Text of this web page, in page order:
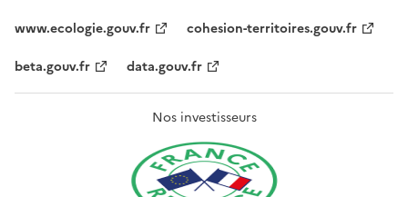
www.ecologie.gouv.fr
cohesion-territoires.gouv.fr
beta.gouv.fr
data.gouv.fr
Nos investisseurs